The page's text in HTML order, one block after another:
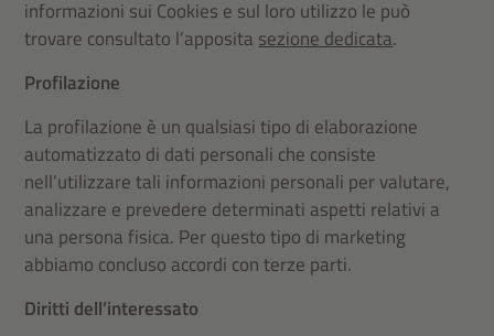
informazioni sui Cookies e sul loro utilizzo le può
trovare consultato l’apposita sezione dedicata.
Profilazione
La profilazione è un qualsiasi tipo di elaborazione
automatizzato di dati personali che consiste
nell’utilizzare tali informazioni personali per valutare,
analizzare e prevedere determinati aspetti relativi a
una persona fisica. Per questo tipo di marketing
abbiamo concluso accordi con terze parti.
Diritti dell’interessato